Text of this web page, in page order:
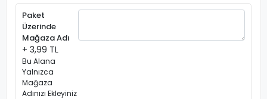
Paket
Üzerinde
Mağaza Adı
+ 3,99 TL
Bu Alana
Yalnızca
Mağaza
Adınızı Ekleyiniz